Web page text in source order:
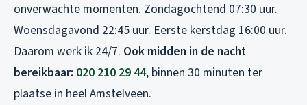
onverwachte momenten. Zondagochtend 07:30 uur.
Woensdagavond 22:45 uur. Eerste kerstdag 16:00 uur.
Daarom werk ik 24/7. Ook midden in de nacht
bereikbaar: 020 210 29 44, binnen 30 minuten ter
plaatse in heel Amstelveen.